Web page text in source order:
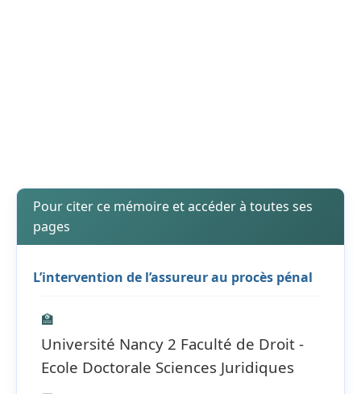
Pour citer ce mémoire et accéder à toutes ses
pages
L’intervention de l’assureur au procès pénal
🏫
Université Nancy 2 Faculté de Droit -
Ecole Doctorale Sciences Juridiques